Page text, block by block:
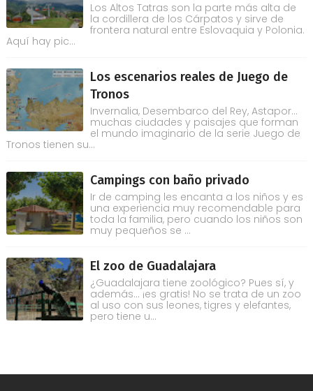
Los Altos Tatras son la parte más alta de
la cordillera de los Cárpatos y sirve de
frontera natural entre Eslovaquia y Polonia.
Aquí hay pic...
Los escenarios reales de Juego de
Tronos
Invernalia, Desembarco del Rey, Astapor...
muchas ciudades y paisajes que forman
el mundo imaginario de la serie Juego de
Tronos tienen su...
Campings con baño privado
Ir de camping les encanta a los niños y es
una experiencia muy recomendable para
toda la familia, pero cuando los niños son
muy pequeños se ...
El zoo de Guadalajara
¿Guadalajara tiene zoológico? Pues sí, y
además... ¡es gratis! No se trata de un zoo
al uso con sus leones, tigres y elefantes,
pero tiene u...